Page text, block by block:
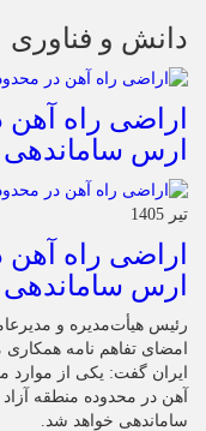
دانش و فناوری
اراضی راه
ارس
تیر 1405
اراضی راه
ارس
رئیس هیأت‌مدیره و
امضای تفاهم نامه
ایران گفت: یکی از موارد
آهن در محدوده منطقه
ساماندهی خواهد شد.